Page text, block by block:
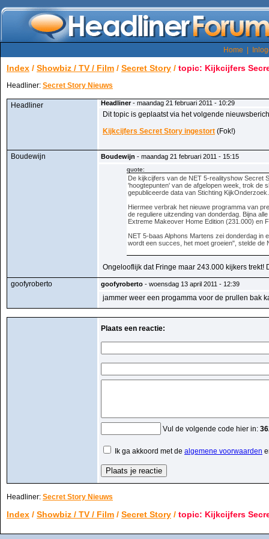
Home
Index / Showbiz / TV / Film / Secret Story / topic: Kijkcijfers
Headliner: Secret Story Nieuws
Headliner Headliner- maandag 21 februari 2011 - 10:29
Dit topic is geplaatst via het volgende
Kijkcijfers Secret Story ingestort (Fok!)
Boudewijn Boudewijn - maandag 21 februari 2011 - 15:15
quote:
De kijkcijfers van de NET 5-realityshow Secret
'hoogtepunten' van de afgelopen week, trok de
gepubliceerde data van Stichting KijkOnderzoek.
Hiermee verbrak het nieuwe programma van
de reguliere uitzending van donderdag. Bijna
Extreme Makeover Home Edition (231.000) en
NET 5-baas Alphons Martens zei donderdag in
wordt een succes, het moet groeien", stelde
Ongelooflijk dat Fringe maar 243.000 kijkers
goofyroberto
goofyroberto - woensdag 13 april 2011 - 12:39
jammer weer een progamma voor de prullen bak
Plaats een reactie:
Vul de volgende code hier in:
Ik ga akkoord met de algemene voorwaarden
Headliner: Secret Story Nieuws
Index / Showbiz / TV / Film / Secret Story / topic: Kijkcijfers